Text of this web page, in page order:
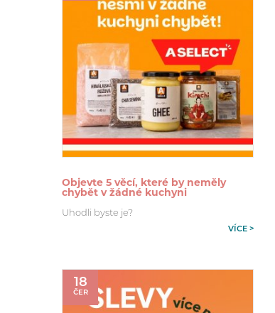
Objevte 5 věcí, které by neměly
chybět v žádné kuchyni
Uhodli byste je?
VÍCE >
18
ČER